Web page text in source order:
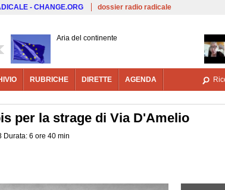
Salta al contenuto principale
- CHANGE.ORG dossier radio radicale
Aria del continente
RUBRICHE DIRETTE AGENDA
per la strage di Via D'Amelio
Durata: 6 ore 40 min